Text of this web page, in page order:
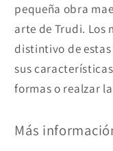
pequeña obra
arte de Trudi. Los
distintivo de estas
sus
formas o realzar
Más